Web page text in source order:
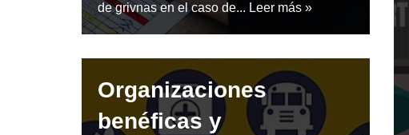
de grivnas en el caso de... Leer más »
Organizaciones
benéficas y